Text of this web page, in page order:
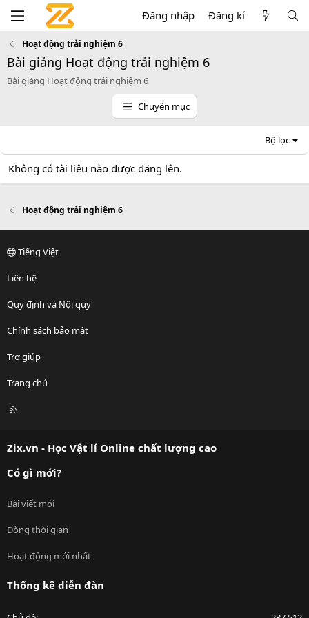
Đăng nhập Đăng kí
Hoạt động trải nghiệm 6
Bài giảng Hoạt động trải nghiệm 6
Bài giảng Hoạt động trải nghiệm 6
Chuyên mục
Bộ lọc
Không có tài liệu nào được đăng lên.
Hoạt động trải nghiệm 6
Tiếng Việt
Liên hệ
Quy định và Nội quy
Chính sách bảo mật
Trợ giúp
Trang chủ
R
Zix.vn - Học Vật lí Online chất lượng cao
Có gì mới?
Bài viết mới
Dòng thời gian
Hoạt động mới nhất
Thống kê diễn đàn